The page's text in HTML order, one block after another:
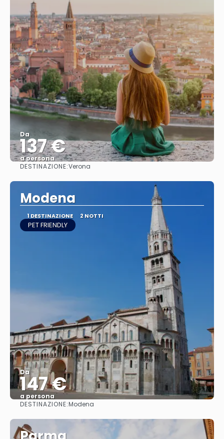
Da
137 €
a persona
DESTINAZIONE:Verona
Modena
1 DESTINAZIONE 2 NOTTI
PET FRIENDLY
Da
147 €
a persona
DESTINAZIONE:Modena